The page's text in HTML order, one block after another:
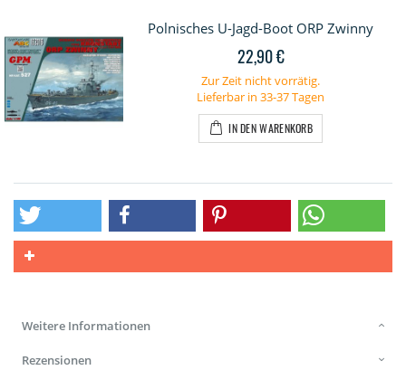
Polnisches U-Jagd-Boot ORP Zwinny
22,90 €
Zur Zeit nicht vorrätig.
Lieferbar in 33-37 Tagen
IN DEN WARENKORB
Weitere Informationen
Rezensionen